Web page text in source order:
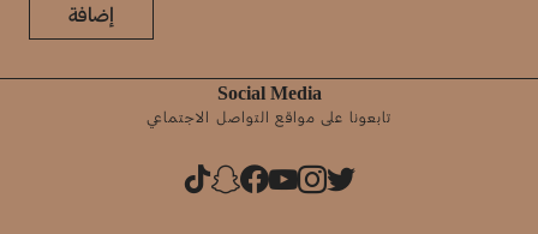
إضافة
Social Media
تابعونا على مواقع التواصل الاجتماعي